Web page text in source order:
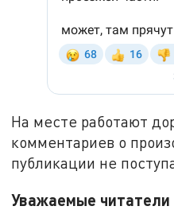
На месте работают
комментариев о
публикации не
Уважаемые читатели